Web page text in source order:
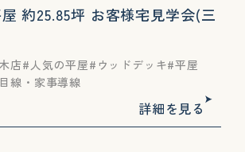
屋 約25.85坪 お客様宅見学会(三
店 人気の平屋 ウッドデッキ 平屋
線・家事導線
詳細を見る